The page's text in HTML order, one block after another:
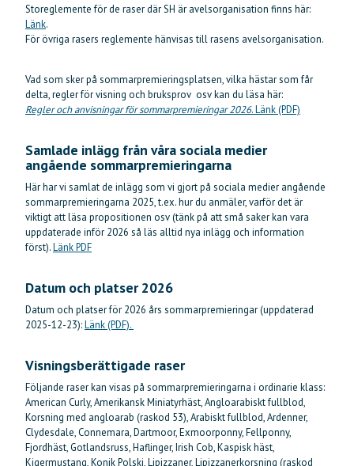
Storeglemente för de raser där SH är avelsorganisation finns här:
Länk.
För övriga rasers reglemente hänvisas till rasens avelsorganisation.
Vad som sker på sommarpremieringsplatsen, vilka hästar som får
delta, regler för visning och bruksprov osv kan du läsa här:
Regler och anvisningar för sommarpremieringar 2026. Länk (PDF)
Samlade inlägg från våra sociala medier
angående sommarpremieringarna
Här har vi samlat de inlägg som vi gjort på sociala medier angående
sommarpremieringarna 2025, t.ex. hur du anmäler, varför det är
viktigt att läsa propositionen osv (tänk på att små saker kan vara
uppdaterade inför 2026 så läs alltid nya inlägg och information
först).Länk PDF
Datum och platser 2026
Datum och platser för 2026 års sommarpremieringar (uppdaterad
2025-12-23):Länk (PDF).
Visningsberättigade raser
Följande raser kan visas på sommarpremieringarna i ordinarie klass:
American Curly, Amerikansk Miniatyrhäst, Angloarabiskt fullblod,
Korsning med angloarab (raskod 53), Arabiskt fullblod, Ardenner,
Clydesdale, Connemara, Dartmoor, Exmoorponny, Fellponny,
Fjordhäst, Gotlandsruss, Haflinger, Irish Cob, Kaspisk häst,
Kigermustang, Konik Polski, Lipizzaner, Lipizzanerkorsning (raskod